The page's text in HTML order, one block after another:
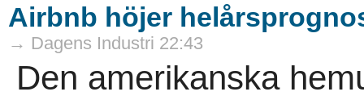
Airbnb höjer
→ Dagens Industri 22:43
Den amerikanska